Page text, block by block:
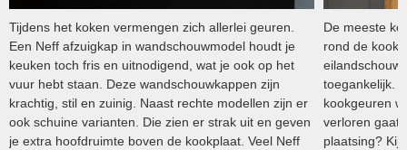
Tijdens het koken vermengen zich allerlei geuren.
Een Neff afzuigkap in wandschouwmodel houdt je
keuken toch fris en uitnodigend, wat je ook op het
vuur hebt staan. Deze wandschouwkappen zijn
krachtig, stil en zuinig. Naast rechte modellen zijn er
ook schuine varianten. Die zien er strak uit en geven
je extra hoofdruimte boven de kookplaat. Veel Neff
De meeste
rond de
toegankelijk.
kookgeuren
verloren gaat.
plaatsing?